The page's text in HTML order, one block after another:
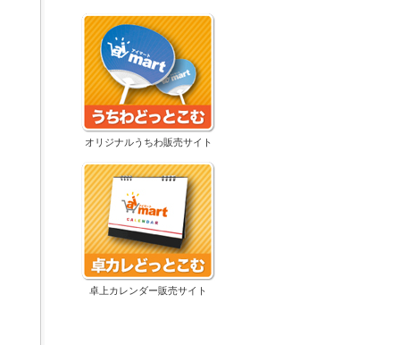
オリジナルうちわ販売サイト
卓上カレンダー販売サイト